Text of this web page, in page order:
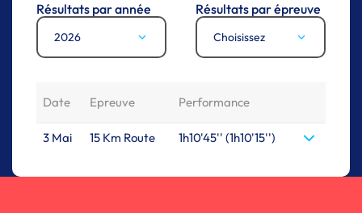
Résultats par année
2026
Résultats par épreuve
Choisissez
Date Epreuve Performance
3 Mai 15 Km Route 1h10'45'' (1h10'15'')